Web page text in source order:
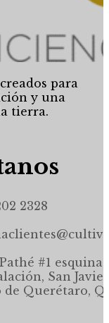
para
y una
tierra.
2328
#1 esquina,
San
de Querétaro,